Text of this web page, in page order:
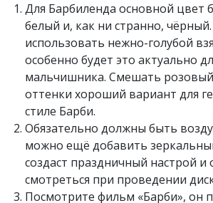
Для Барбиленда основной цвет
белый и, как ни странно,
использовать нежно-голубой
особенно будет это актуально
мальчишника. Смешать розовый
оттенки хороший вариант для
стиле Барби.
Обязательно должны быть
можно ещё добавить
создаст праздничный настрой и
смотреться при проведении
Посмотрите фильм «Барби», он